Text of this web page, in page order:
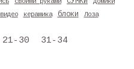
видео керамика блоки Лоза
21-30 31-34